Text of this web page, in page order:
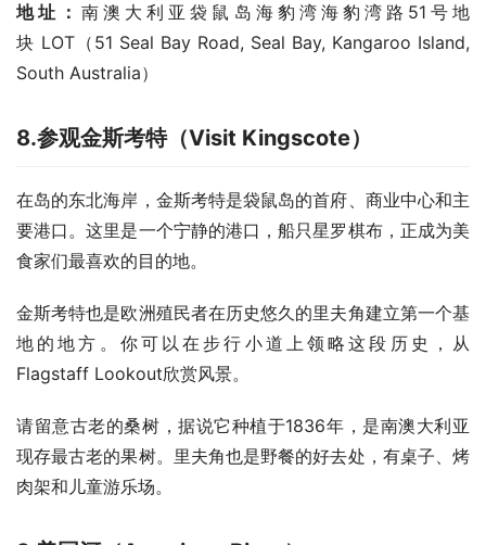
地址：南澳大利亚袋鼠岛海豹湾海豹湾路51号地
块 LOT（51 Seal Bay Road, Seal Bay, Kangaroo Island,
South Australia）
8.参观金斯考特（Visit Kingscote）
在岛的东北海岸，金斯考特是袋鼠岛的首府、商业中心和主
要港口。这里是一个宁静的港口，船只星罗棋布，正成为美
食家们最喜欢的目的地。
金斯考特也是欧洲殖民者在历史悠久的里夫角建立第一个基
地的地方。你可以在步行小道上领略这段历史，从
Flagstaff Lookout欣赏风景。
请留意古老的桑树，据说它种植于1836年，是南澳大利亚
现存最古老的果树。里夫角也是野餐的好去处，有桌子、烤
肉架和儿童游乐场。